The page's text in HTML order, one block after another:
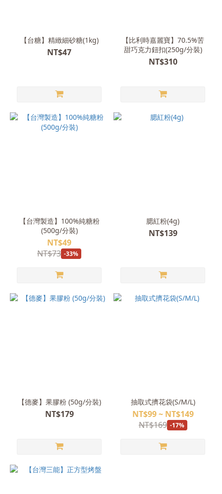
【台糖】精緻細砂糖(1kg)
NT$47
【比利時嘉麗寶】70.5%苦
甜巧克力鈕扣(250g/分裝)
NT$310
【台灣製造】100%純糖粉
(500g/分裝)
NT$49
NT$73 -33%
腮紅粉(4g)
NT$139
【德麥】果膠粉 (50g/分裝)
NT$179
抽取式擠花袋(S/M/L)
NT$99 ~ NT$149
NT$169 -17%